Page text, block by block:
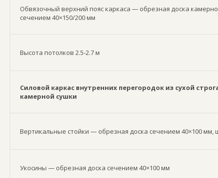
Обвязочный верхний пояс каркаса — обрезная доска
сечением 40×150/200 мм
Высота потолков 2.5-2.7 м
Силовой каркас внутренних перегородок из сухой
камерной сушки
Вертикальные стойки — обрезная доска сечением 40×100 мм,
Укосины — обрезная доска сечением 40×100 мм